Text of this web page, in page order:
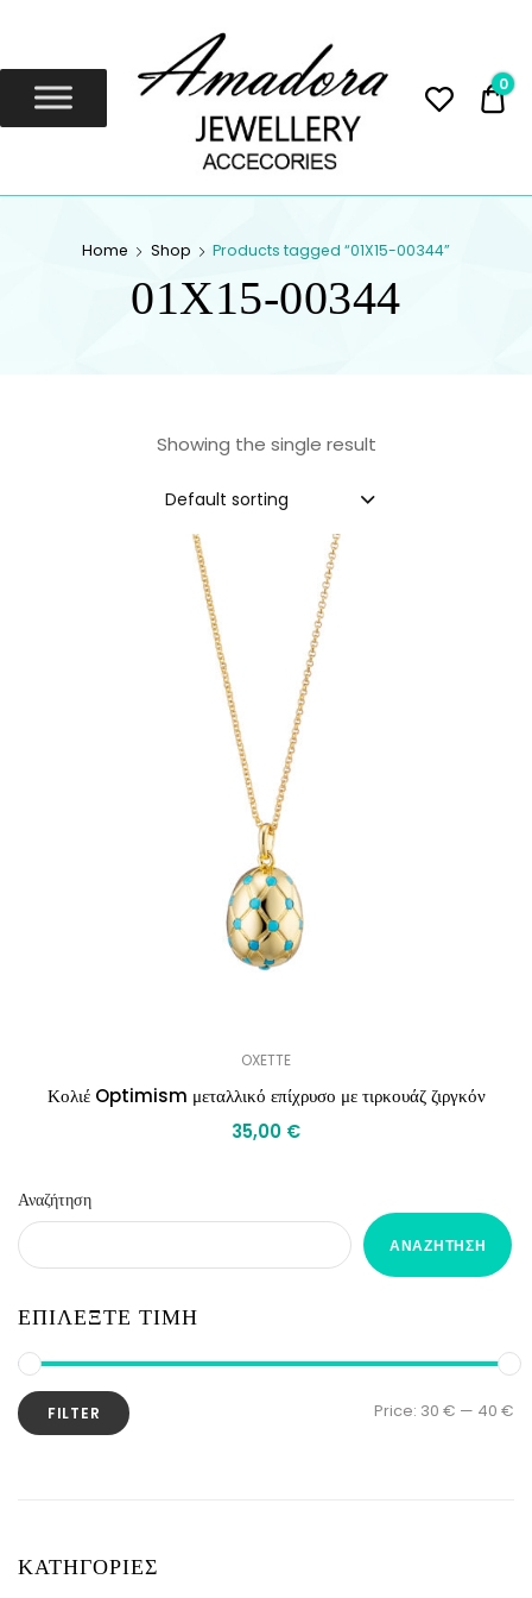
JEWELLERY
0
Home Shop Products tagged “01X15-00344”
01X15-00344
Showing the single result
Default sorting
OXETTE
Κολιέ Optimism μεταλλικό επίχρυσο με τιρκουάζ ζιργκόν
35,00 €
Αναζήτηση
ΑΝΑΖΉΤΗΣΗ
ΕΠΙΛΕΞΤΕ ΤΙΜΗ
FILTER Price: 30 € — 40 €
ΚΑΤΗΓΟΡΙΕΣ